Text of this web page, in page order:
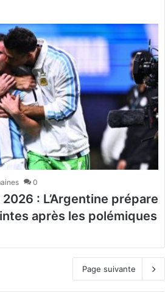
0
: L’Argentine prépare
après les polémiques
Page suivante